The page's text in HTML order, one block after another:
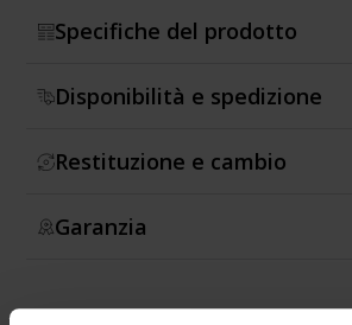
Specifiche del prodotto
Disponibilità e spedizione
Restituzione e cambio
Garanzia